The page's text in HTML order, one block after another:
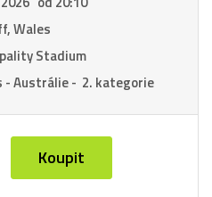
Wales
Stadium
- Austrálie - 2. kategorie
Koupit